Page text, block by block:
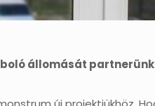
állomását